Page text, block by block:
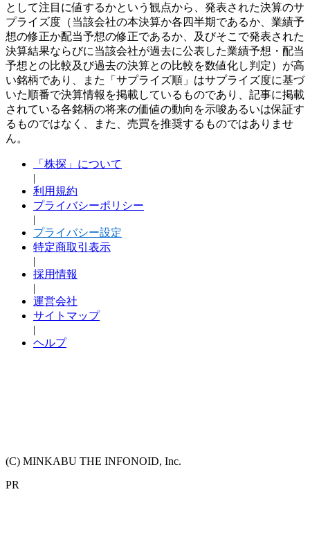
として注目に値するかという観点から、発表された決算のサ
プライズ度（当該会社の本決算か各四半期であるか、業績予
想の修正か配当予想の修正であるか、及びそこで発表された
決算結果ならびに当該会社が過去に公表した業績予想・配当
予想との比較及び過去の決算との比較を数値化し判定）が高
い銘柄であり、また「サプライズ順」はサプライズ度に基づ
いた順番で決算情報を掲載しているものであり、記事に掲載
されている各銘柄の将来の価値の動向を示唆あるいは保証す
るものではなく、また、売買を推奨するものではありませ
ん。
「株探」について
|
利用規約
プライバシーポリシー
|
プライバシー設定
特定商取引表示
|
採用情報
|
運営会社
サイトマップ
|
ヘルプ
(C) MINKABU THE INFONOID, Inc.
PR